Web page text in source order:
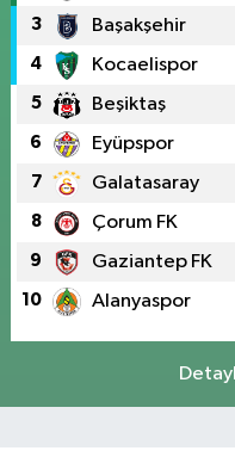
3 Başakşehir
4 Kocaelispor
5 Beşiktaş
6 Eyüpspor
7 Galatasaray
8 Çorum FK
9 Gaziantep FK
10 Alanyaspor